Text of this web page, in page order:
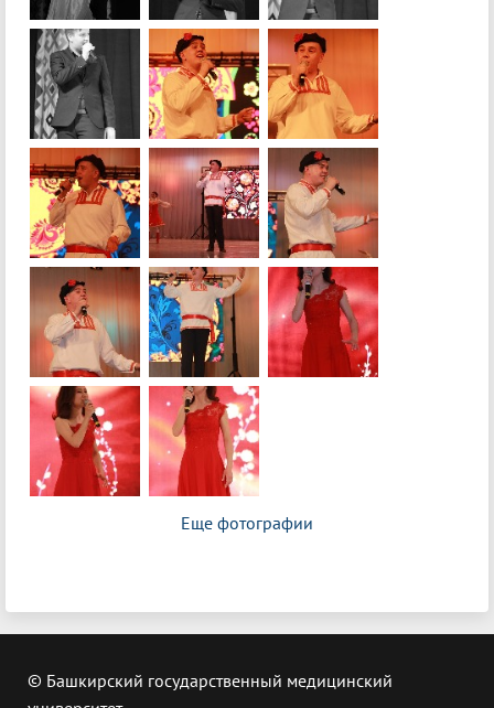
Еще фотографии
© Башкирский государственный медицинский